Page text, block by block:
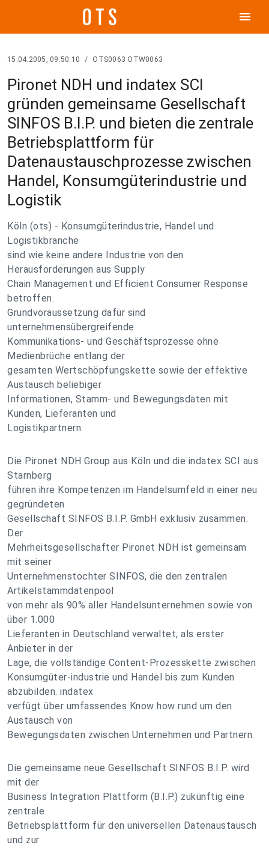
menu
15.04.2005, 09:50:10 / OTS0063 OTW0063
Pironet NDH und indatex SCI
gründen gemeinsame Gesellschaft
SINFOS B.I.P. und bieten die zentrale
Betriebsplattform für
Datenaustauschprozesse zwischen
Handel, Konsumgüterindustrie und
Logistik
Köln (ots) - Konsumgüterindustrie, Handel und
Logistikbranche
sind wie keine andere Industrie von den
Herausforderungen aus Supply
Chain Management und Efficient Consumer Response
betroffen.
Grundvoraussetzung dafür sind
unternehmensübergreifende
Kommunikations- und Geschäftsprozesse ohne
Medienbrüche entlang der
gesamten Wertschöpfungskette sowie der effektive
Austausch beliebiger
Informationen, Stamm- und Bewegungsdaten mit
Kunden, Lieferanten und
Logistikpartnern.
Die Pironet NDH Group aus Köln und die indatex SCI aus
Starnberg
führen ihre Kompetenzen im Handelsumfeld in einer neu
gegründeten
Gesellschaft SINFOS B.I.P. GmbH exklusiv zusammen.
Der
Mehrheitsgesellschafter Pironet NDH ist gemeinsam
mit seiner
Unternehmenstochter SINFOS, die den zentralen
Artikelstammdatenpool
von mehr als 90% aller Handelsunternehmen sowie von
über 1.000
Lieferanten in Deutschland verwaltet, als erster
Anbieter in der
Lage, die vollständige Content-Prozesskette zwischen
Konsumgüter-industrie und Handel bis zum Kunden
abzubilden. indatex
verfügt über umfassendes Know how rund um den
Austausch von
Bewegungsdaten zwischen Unternehmen und Partnern.
Die gemeinsame neue Gesellschaft SINFOS B.I.P. wird
mit der
Business Integration Plattform (B.I.P.) zukünftig eine
zentrale
Betriebsplattform für den universellen Datenaustausch
und zur